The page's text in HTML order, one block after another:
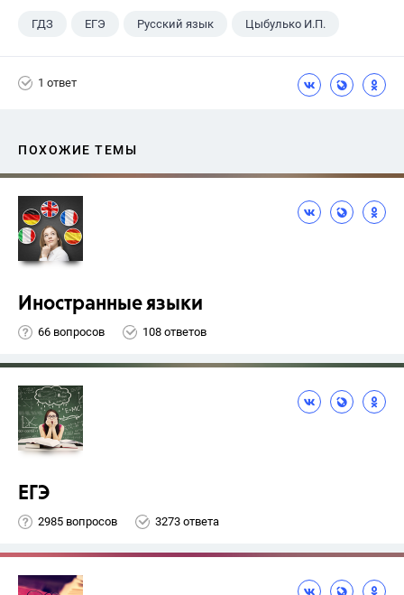
ГДЗ ЕГЭ Русский язык Цыбулько И.П.
1 ответ
ПОХОЖИЕ ТЕМЫ
Иностранные языки
66 вопросов 108 ответов
ЕГЭ
2985 вопросов 3273 ответа